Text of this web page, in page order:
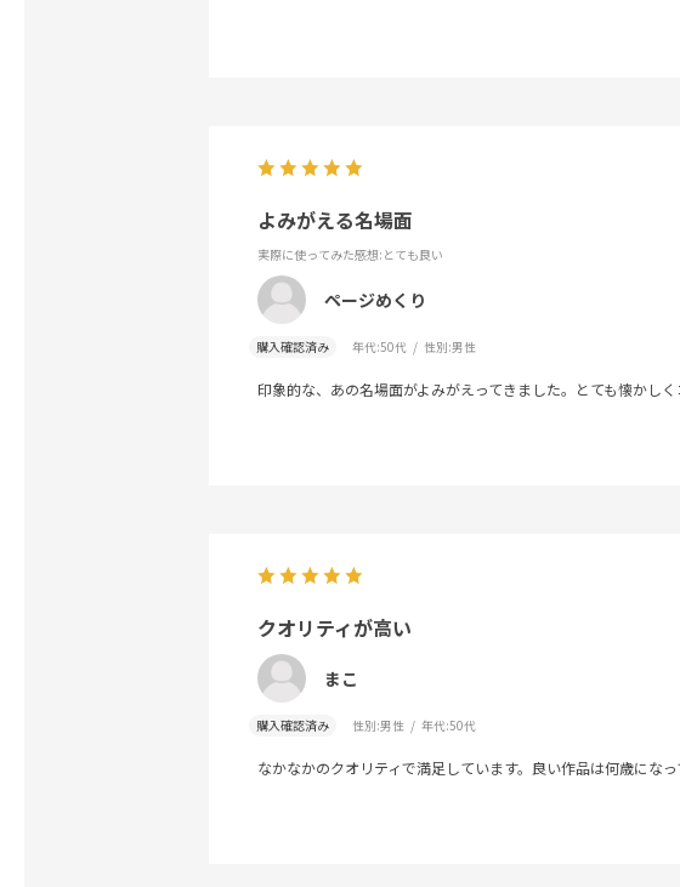
よみがえる名場面
実際に使ってみた感想:とても良い
ページめくり
購入確認済み 年代:50代 性別:男性
印象的な、あの名場面がよみがえってきました。とても懐かしく
クオリティが高い
まこ
購入確認済み 性別:男性 年代:50代
なかなかのクオリティで満足しています。良い作品は何歳になっ